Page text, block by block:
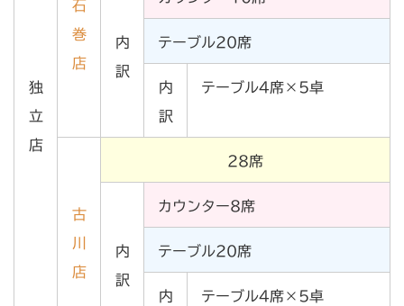
独
立
店
石
巻
店
内
訳
テーブル20席
内
訳
テーブル4席×5卓
古
川
店
28席
内
訳
カウンター8席
テーブル20席
内
テーブル4席×5卓